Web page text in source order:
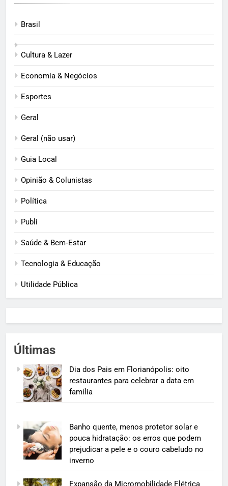
Brasil
Cultura & Lazer
Economia & Negócios
Esportes
Geral
Geral (não usar)
Guia Local
Opinião & Colunistas
Política
Publi
Saúde & Bem‑Estar
Tecnologia & Educação
Utilidade Pública
Últimas
Dia dos Pais em Florianópolis: oito
restaurantes para celebrar a data em
família
Banho quente, menos protetor solar e
pouca hidratação: os erros que podem
prejudicar a pele e o couro cabeludo no
inverno
Expansão da Micromobilidade Elétrica